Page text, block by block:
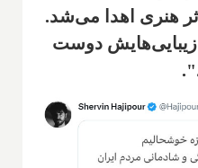
هنری اهدا می‌شد.
زیبایی‌هایش دوست